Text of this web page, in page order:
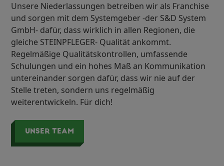
Unsere Niederlassungen betreiben wir als Franchise
und sorgen mit dem Systemgeber -der S&D System
GmbH- dafür, dass wirklich in allen Regionen, die
gleiche STEINPFLEGER- Qualität ankommt.
Regelmäßige Qualitätskontrollen, umfassende
Schulungen und ein hohes Maß an Kommunikation
untereinander sorgen dafür, dass wir nie auf der
Stelle treten, sondern uns regelmäßig
weiterentwickeln. Für dich!
UNSER TEAM